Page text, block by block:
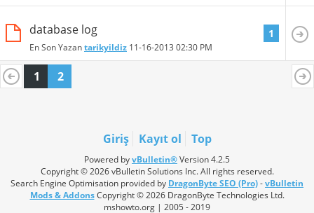
database log
En Son Yazantarikyildiz 11-16-2013 02:30 PM
1
1 2
Giriş Kayıt ol Top
Powered byvBulletin®Version 4.2.5
Copyright © 2026 vBulletin Solutions Inc. All rights reserved.
Search Engine Optimisation provided by DragonByte SEO (Pro)-vBulletin
Mods & AddonsCopyright © 2026 DragonByte Technologies Ltd.
mshowto.org | 2005 - 2019